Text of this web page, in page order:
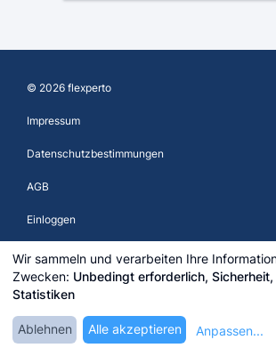
© 2026 flexperto
Impressum
Datenschutzbestimmungen
AGB
Einloggen
Registrieren
Test Center
Cookie-Einstellungen bearbeiten
Wir sammeln und verarbeiten Ihre
Zwecken: Unbedingt erforderlich,
Statistiken
Ablehnen Alle akzeptieren Anpassen...